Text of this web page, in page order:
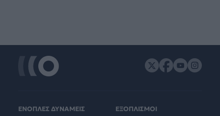
ΕΝΟΠΛΕΣ ΔΥΝΑΜΕΙΣ
ΕΞΟΠΛΙΣΜΟΙ